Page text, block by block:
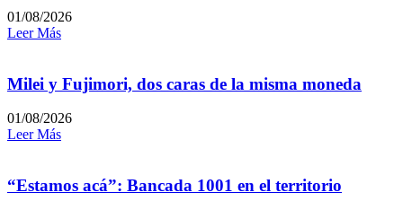
01/08/2026
Leer Más
Milei y Fujimori, dos caras de la misma moneda
01/08/2026
Leer Más
“Estamos acá”: Bancada 1001 en el territorio